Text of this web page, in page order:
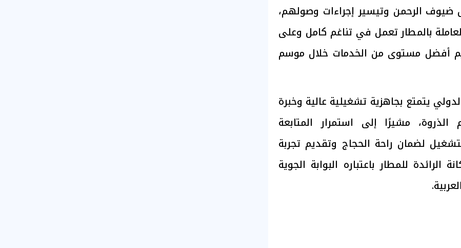
ضيوف الرحمن وتيسير إجراءات وصولهم،
بالمطار تعمل في تناغم كامل وعلى
أفضل مستوى من الخدمات خلال موسم
يتمتع بجاهزية تشغيلية عالية وخبرة
مشيرًا إلى استمرار المتابعة
لضمان راحة الحجاج وتقديم تجربة
للمطار باعتباره البوابة الجوية